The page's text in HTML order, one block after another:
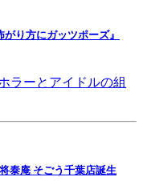
り方にガッツポーズ』
ラーとアイドルの組
泰庵 そごう千葉店誕生